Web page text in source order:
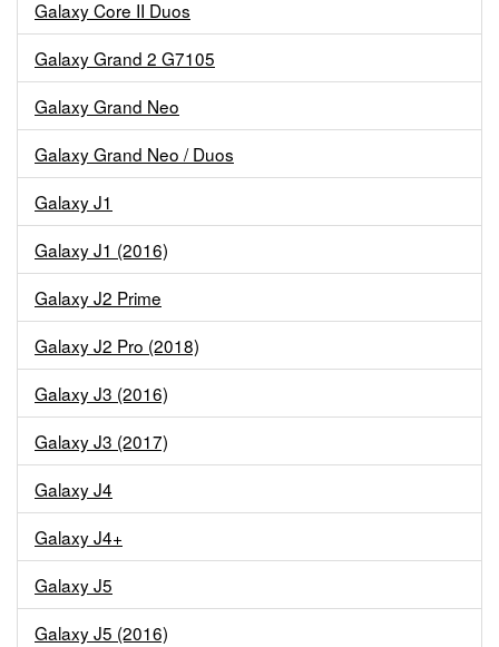
Galaxy Core II Duos
Galaxy Grand 2 G7105
Galaxy Grand Neo
Galaxy Grand Neo / Duos
Galaxy J1
Galaxy J1 (2016)
Galaxy J2 Prime
Galaxy J2 Pro (2018)
Galaxy J3 (2016)
Galaxy J3 (2017)
Galaxy J4
Galaxy J4+
Galaxy J5
Galaxy J5 (2016)